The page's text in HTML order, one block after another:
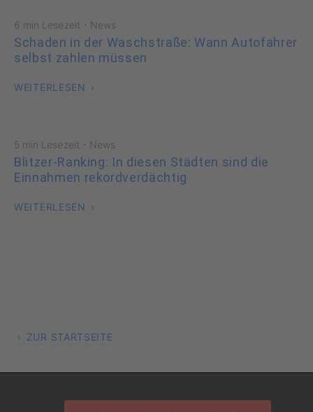
6 min Lesezeit · News
Schaden in der Waschstraße: Wann Autofahrer
selbst zahlen müssen
WEITERLESEN
5 min Lesezeit · News
Blitzer-Ranking: In diesen Städten sind die
Einnahmen rekordverdächtig
WEITERLESEN
ZUR STARTSEITE